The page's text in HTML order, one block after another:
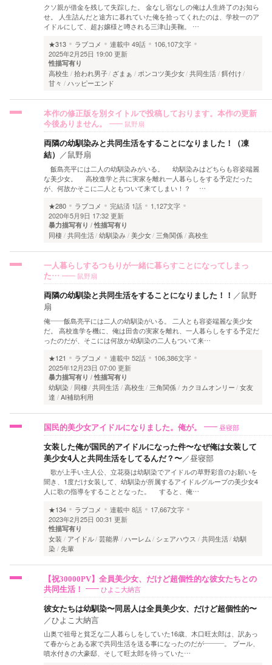
クソ親が借金を残して失踪した。 金なし宿なしの俺は人生終了のお知ら
せ。 人生詰んだと途方に暮れていた俺を拾ってくれたのは、学校一のア
イドルにして、超お嬢様と噂される三津山美鞠。 …
★313
ラブコメ 連載中 49話
106,107文字
2025年2月25日 19:00 更新
性描写有り
高校生 拾われ男子 ざまぁ ポンコツ美少女 共同生活 餌付け
甘々
ハッピーエンド
本作の修正版を別タイトルで投稿しております。本作の更新
今後ありません。
鼠野扇
両隣の幼馴染みと共同生活をすることになりました！（凍
結） ／鼠野扇
飯島亮平には二人の幼馴染みがいる。 幼馴染みはどちらも容姿端麗
な美少女。 高校進学と共に実家を離れ一人暮らしをする予定だった
が、何故かそこに二人ともついて来てしまい！？ …
★280
ラブコメ 完結済 1話
1,127文字
2020年5月9日 17:32 更新
暴力描写有り 性描写有り
同棲 共同生活 幼馴染み 美少女 三角関係 高校生
一人暮らしするつもりが一緒に暮らすことになってしまっ
た…
鼠野扇
両隣の幼馴染と共同生活をすることになりました！！ ／鼠野
扇
俺—―飯島亮平には二人の幼馴染がいる。 二人とも容姿端麗な美少女
だ。 高校進学を機に、俺は田舎の実家を離れ、一人暮らしをする予定だ
ったのだが、そこには何故か幼馴染の二人もついて来…
★121
ラブコメ 連載中 52話
106,386文字
2025年12月23日 07:00 更新
暴力描写有り 性描写有り
幼馴染 同棲 共同生活 高校生 三角関係 カクヨムオンリー 女友
達
AI補助利用
国民的美少女アイドルになりました。俺が。 昼寝部
女装した俺が国民的アイドルになった件〜なぜ俺は女装して
美少女4人と共同生活をしてるんだ？〜／昼寝部
歌が上手い主人公、立花葵は幼馴染でアイドルの草野彩音のお願いを
聞き、1度だけ女装して、幼馴染が所属するアイドルグループの美少女4
人に歌の指導をすることとなった。 すると、俺…
★134
ラブコメ 連載中 8話
17,667文字
2023年2月25日 00:31 更新
性描写有り
女装 アイドル 芸能界 ハーレム シェアハウス 共同生活 幼馴
染
先輩
【祝30000PV】全員美少女、だけど超個性的な彼女たちとの
共同生活！
ひよこ大納言
彼女たちは幼馴染〜同居人は全員美少女、だけど超個性的〜
／ひよこ大納言
山奥で祖母と貧乏な二人暮らしをしていた16歳、木口旺太郎は、訳あっ
て春からとある家で共同生活を送る事になったのだが―――。 プール、
噴水付きの大豪邸、そして旺太郎を待っていた…